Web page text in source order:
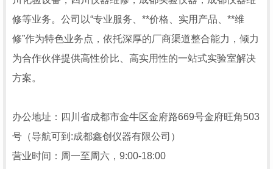
修等业务。公司以“专业服务、**价格、实用产品、**维
修”作为特色业务点，依托深厚的厂商渠道整合能力，倾力
为合作伙伴提供高性价比、高实用性的一站式实验室解决
方案。
办公地址：四川省成都市金牛区金府路669号金府旺角503
号（导航可到:成都鑫创仪器有限公司）
营业时间：周一至周六，9:00-18:00